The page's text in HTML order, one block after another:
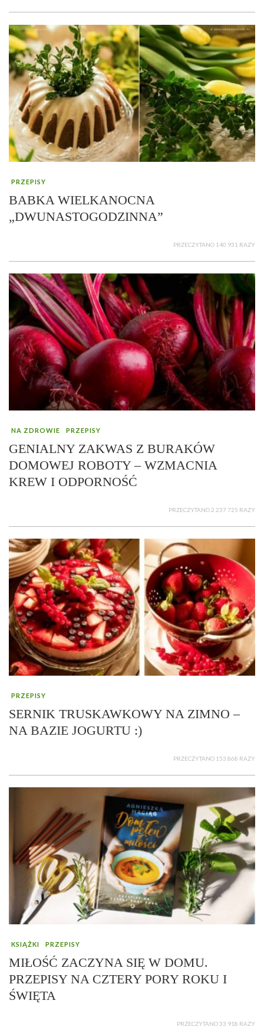
PRZEPISY
BABKA WIELKANOCNA
„DWUNASTOGODZINNA”
PRZECZYTANO 140 931 RAZY
NA ZDROWIE PRZEPISY
GENIALNY ZAKWAS Z BURAKÓW
DOMOWEJ ROBOTY – WZMACNIA
KREW I ODPORNOŚĆ
PRZECZYTANO 2 237 725 RAZY
PRZEPISY
SERNIK TRUSKAWKOWY NA ZIMNO –
NA BAZIE JOGURTU :)
PRZECZYTANO 153 868 RAZY
KSIĄŻKI PRZEPISY
MIŁOŚĆ ZACZYNA SIĘ W DOMU.
PRZEPISY NA CZTERY PORY ROKU I
ŚWIĘTA
PRZECZYTANO 33 918 RAZY